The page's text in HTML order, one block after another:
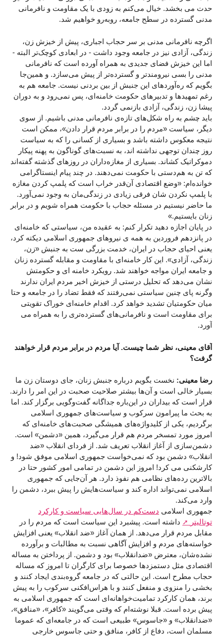
حدت می بخشد. خیال می‌کنم به زودی با یک مقاومت و نافرمانی
مدنی گسترده در سطح جامعه، روبه‌رو خواهیم شد.
اگرچه نافرمانی‌ مدنی بر سر حجاب اجباری، پیش از خیزش زن،
زندگی، آزادی نیز در جامعه وجود داشت - در ابعادی کوچک‌تر البته -
اما این خیزش فضای جدیدی به همراه آورده است که نافرمانی
مدنی را بسی نیرومندتر و گسترده‌تر از پیش می‌سازد. و همین‌جا
بگویم که ره‌آوردهای این جنبش از بین بردنی نیست. جامعه هم به
رغم تمهیدها و تدبیرهای حکومت خامنه‌ای، پس نمی‌رود و به دوران
پیشا زن، زندگی، آزادی بازنمی گردد.
باید چشم به راه شکل‌های تازه‌ی نافرمانی مدنی باشیم. از سوی
دیگر، سیاست «مردم را در برابر مردم قرار دادن»، ممکن است
نتیجه‌ معکوس داشته باشد و بسیاری از کسانی‌ را که به سیاست
روز چندان توجهی نداشته اند، به نسبت‌های گوناگون به پهنه پیکار
دموکراتیک کشاند. بسیاری از مغازه‌داران در روزهای گذشته گفته‌اند
که تن به هم‌دستی با حکومت نمی‌دهند. در چند پیام اینستاگرامی
خوانده‌ام: «وضع اقتصادی آن‌قدر خراب است که پلمپ کردن مغازه
با پلمپ نکردن شان فرقی زیادی در زندگی‌مان به وجود نمی‌آورد.
ما حاضر نیستیم در مسئله حجاب با حکومت همراه شویم و در برابر
زنان بایستیم.»
در پایان اجازه دهید تکرار کنم: به عقیده من، سیاستی که خامنه‌ای
در پانزدهم فروردین به همه ی نیروهای جمهوری اسلامی دیکته کرد،
یعنی احیای حجاب در ایران، خدمت بزرگی ست به جنبش «زن،
زندگی، آزادی». این کار خامنه‌ای با مقاومت و مقابله گسترده زنان
و جامعه ایران مواجه خواهند شد. رویکرد خامنه ای و حکومتش
نشان می‌دهد که تحلیل درستی از خیزش اخیر مردم ایران ندارند
وگرنه پای چنین سیاستی نمی‌رفتند که فقط تضاد را در جامعه و حتا
میان حکومتیان تشدید خواهد کرد. اقدام خامنه‌ای خوراک تقویتی
برای مقاومت است و نافرمانی‌های گسترده‌تری را به همراه می
آورد.
آقای معینی، نظر شما چیست. آیا مردم در برابر مردم قرار خواهند
گرفت؟
رضا معینی: نخست بگویم درباره جنبش زنان، جای دوستان زن ما
بسیار خالی است و آن‌ها بیشتر صلاحیت صحبت در این امر را دارند.
قرار است که بیداران در این‌باره جداگانه گفت‌وگویی برگزار کند. اما
به بحث ما پیرامون سرکوب و سیاست‌های جمهوری اسلامی
برگردیم، یکی از کلیدواژه‌های همیشگی صحبت‌های خامنه‌ای که
امروز مورد تمسخر مردم هم قرار می‌گیرد، همین «دشمن» است.
دشمن‌سازی از آغاز انقلاب تعریف شد. از فردای انقلاب «ضد
انقلاب» دشمن بود که نمی‌خواست جمهوری اسلامی موفق شود! و
کارشکنی می کرد! امروز این دشمن در تمامی امور کشور حتا در
بالاترین رده‌های نظامی هم نفوذ دارد. هر آن‌جایی که جمهوری
اسلامی نمی‌تواند اداره کند و سیاست‌هایش را پیش ببرد، دشمن را
وارد می‌کند.
جمهوری اسلامی دست‌کم در سال‌هایی سیاست و کارکرد
توتالیتر
داشته است. پیشبرد این سیاست است که مردم را در
مقابل مردم قرار می‌دهد. از همان آغاز «ضد انقلاب» یعنی افزایش
خواسته‌های مردم و افزایش آگاهی نسبت به مطالبات و برآورده
نشده‌شان، معترض «ضدانقلاب» بود و دشمن. از پرداختن به مساله
اقتصادی مثل دستمزدها خصوصا برای کارگران تا امروز که مساله
حجاب مطرح است. این حالتی که در جامعه گروه‌بندی ایجاد کنند و
بخشی را منزوی و منفعل کنند و با هراس‌افکنی سرکوب را به پیش
برند، همان کارکرد تمامیت‌خواهانه‌ای است که جمهوری اسلامی به
پیش برده است. قبلا نوشته‌ام که وقتی می‌گویند «کافر»، «منافق»،
«ضدانقلاب» و «جاسوس» طبیعی است که در جامعه‌ای که عموما
مسلمان است، دفاع از کافر، منافق و حتی جاسوس خارجی